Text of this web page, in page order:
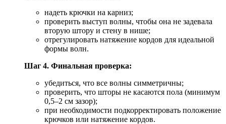
надеть крючки на карниз;
проверить выступ волны, чтобы она не задевала
вторую штору и стену в нише;
отрегулировать натяжение кордов для идеальной
формы волн.
Шаг 4. Финальная проверка:
убедиться, что все волны симметричны;
проверить, что шторы не касаются пола (минимум
0,5–2 см зазор);
при необходимости подкорректировать положение
крючков или натяжение кордов.